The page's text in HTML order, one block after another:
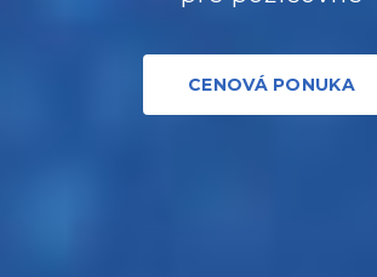
CENOVÁ PONUKA